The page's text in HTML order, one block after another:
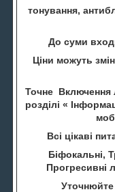
тонування,
До суми
Ціни можуть
Точне Включення
розділі «
Всі цікаві
Біфокальні,
Прогресивні
Уточнюйте